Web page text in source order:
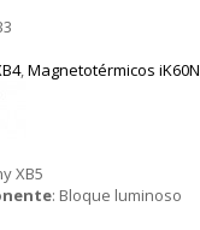
,Magnetotérmicos iK60N
XB5
: Bloque luminoso